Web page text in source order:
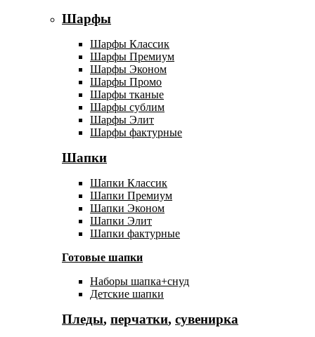
Шарфы
Шарфы Классик
Шарфы Премиум
Шарфы Эконом
Шарфы Промо
Шарфы тканые
Шарфы сублим
Шарфы Элит
Шарфы фактурные
Шапки
Шапки Классик
Шапки Премиум
Шапки Эконом
Шапки Элит
Шапки фактурные
Готовые шапки
Наборы шапка+снуд
Детские шапки
Пледы, перчатки, сувенирка